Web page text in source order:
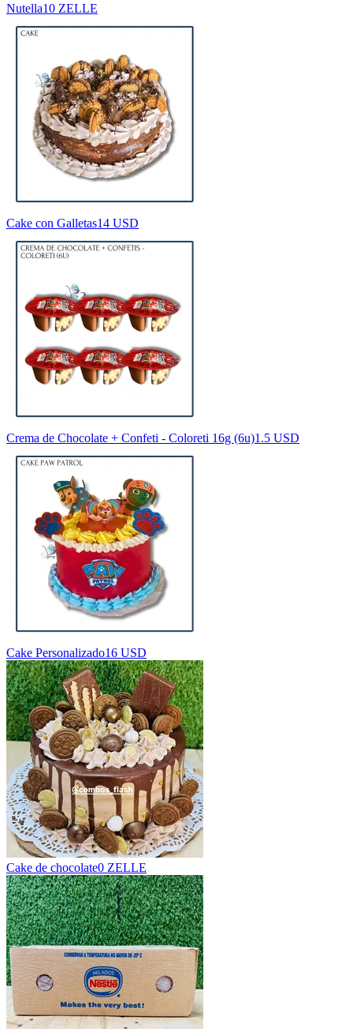
Nutella10 ZELLE
Cake con Galletas14 USD
Crema de Chocolate + Confeti - Coloreti 16g (6u)1.5 USD
Cake Personalizado16 USD
Cake de chocolate0 ZELLE